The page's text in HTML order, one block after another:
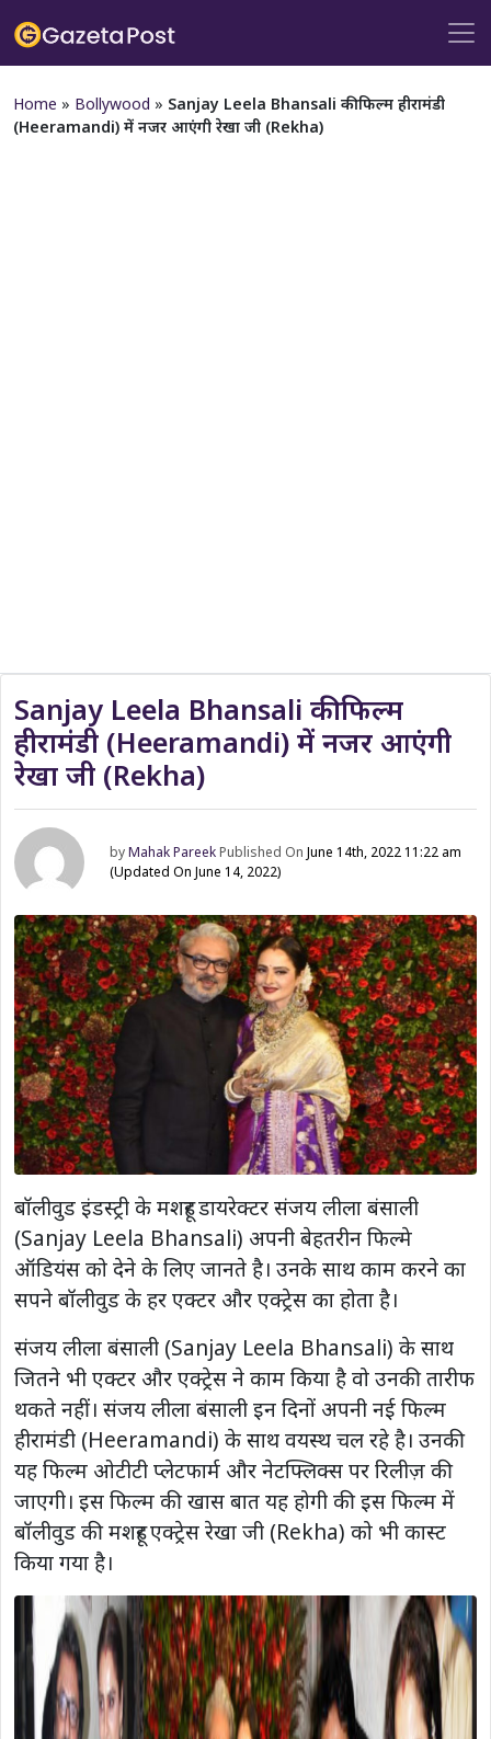
Home » Bollywood » Sanjay Leela Bhansali की फिल्म हीरामंडी
(Heeramandi) में नजर आएंगी रेखा जी (Rekha)
Sanjay Leela Bhansali की फिल्म
हीरामंडी (Heeramandi) में नजर आएंगी
रेखा जी (Rekha)
byMahak PareekPublished OnJune 14th, 2022 11:22 am
(Updated On June 14, 2022)
बॉलीवुड इंडस्ट्री के मशहूर डायरेक्टर संजय लीला बंसाली
(Sanjay Leela Bhansali) अपनी बेहतरीन फिल्मे
ऑडियंस को देने के लिए जानते है। उनके साथ काम करने का
सपने बॉलीवुड के हर एक्टर और एक्ट्रेस का होता है।
संजय लीला बंसाली (Sanjay Leela Bhansali) के साथ
जितने भी एक्टर और एक्ट्रेस ने काम किया है वो उनकी तारीफ
थकते नहीं। संजय लीला बंसाली इन दिनों अपनी नई फिल्म
हीरामंडी (Heeramandi) के साथ वयस्थ चल रहे है। उनकी
यह फिल्म ओटीटी प्लेटफार्म और नेटफ्लिक्स पर रिलीज़ की
जाएगी। इस फिल्म की खास बात यह होगी की इस फिल्म में
बॉलीवुड की मशहूर एक्ट्रेस रेखा जी (Rekha) को भी कास्ट
किया गया है।